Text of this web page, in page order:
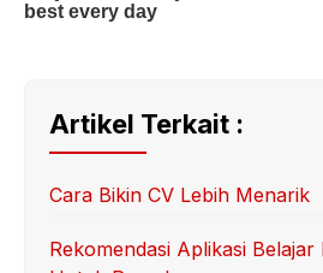
Artikel Terkait :
Cara Bikin CV Lebih Menarik
Rekomendasi Aplikasi